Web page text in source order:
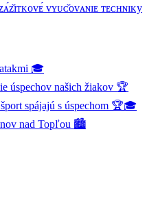
ᴠʏᴜᴄ̌ᴏᴠᴀɴɪᴇ ᴛᴇᴄʜɴɪᴋy
🎓
úspechov našich žiakov 🏆
spájajú s úspechom 🏆🎓
nad Topľou 🏙️